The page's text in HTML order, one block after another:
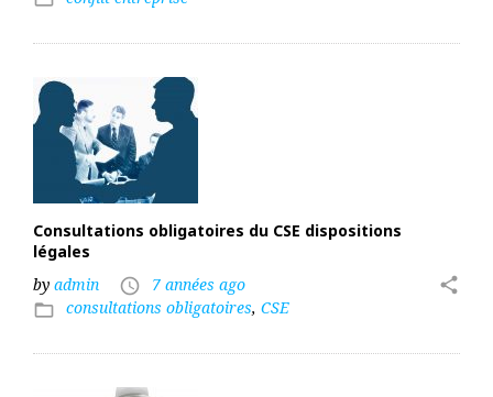
Consultations obligatoires du CSE dispositions
légales
by admin access_time 7 années ago
folder_open consultations obligatoires, CSE
share